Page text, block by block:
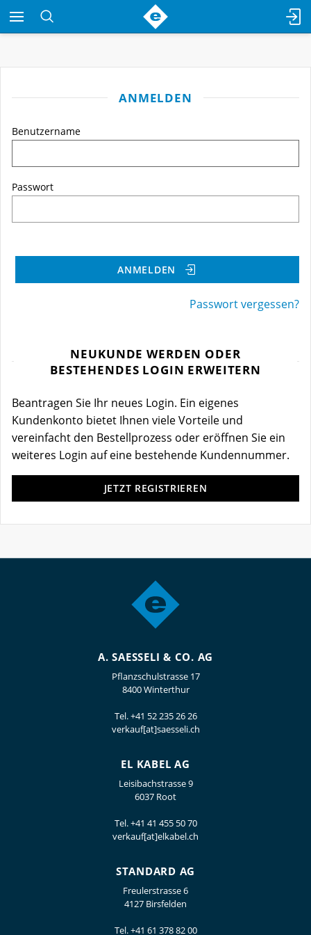
ANMELDEN
Benutzername
Passwort
ANMELDEN
Passwort vergessen?
NEUKUNDE WERDEN ODER
BESTEHENDES LOGIN ERWEITERN
Beantragen Sie Ihr neues Login. Ein eigenes
Kundenkonto bietet Ihnen viele Vorteile und
vereinfacht den Bestellprozess oder eröffnen Sie ein
weiteres Login auf eine bestehende Kundennummer.
JETZT REGISTRIEREN
A. SAESSELI & CO. AG
Pflanzschulstrasse 17
8400 Winterthur
Tel.+41 52 235 26 26
verkauf[at]saesseli.ch
EL KABEL AG
Leisibachstrasse 9
6037 Root
Tel.+41 41 455 50 70
verkauf[at]elkabel.ch
STANDARD AG
Freulerstrasse 6
4127 Birsfelden
Tel.+41 61 378 82 00